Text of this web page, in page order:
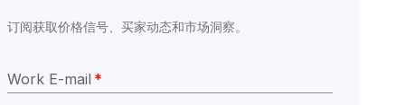
订阅获取价格信号、买家动态和市场洞察。
Work E-mail *